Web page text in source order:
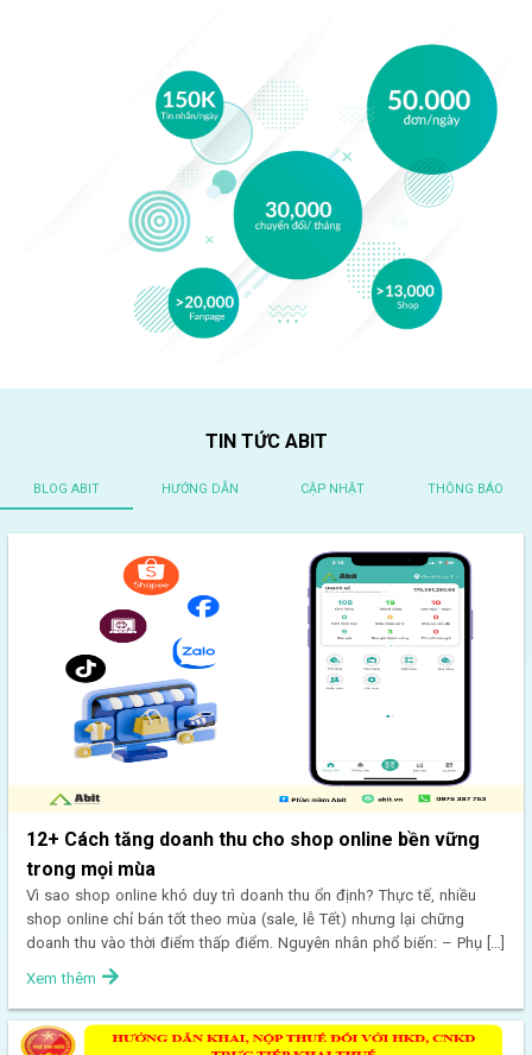
TIN TỨC ABIT
BLOG ABIT HƯỚNG DẪN CẬP NHẬT THÔNG BÁO
12+ Cách tăng doanh thu cho shop online bền vững
trong mọi mùa
Vì sao shop online khó duy trì doanh thu ổn định? Thực tế, nhiều
shop online chỉ bán tốt theo mùa (sale, lễ Tết) nhưng lại chững
doanh thu vào thời điểm thấp điểm. Nguyên nhân phổ biến: – Phụ […]
Xem thêm